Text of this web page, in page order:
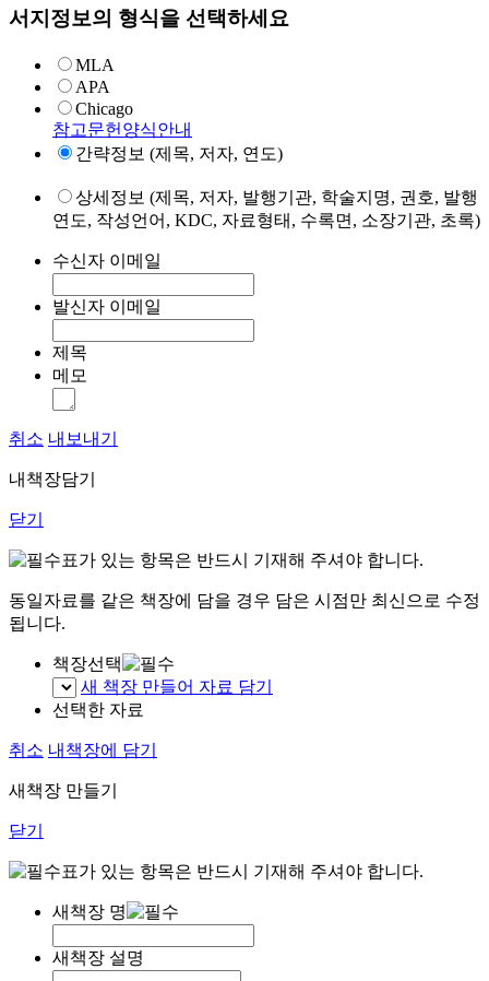
서지정보의 형식을 선택하세요
MLA
APA
Chicago
참고문헌양식안내
간략정보 (제목, 저자, 연도)
상세정보 (제목, 저자, 발행기관, 학술지명, 권호, 발행
연도, 작성언어, KDC, 자료형태, 수록면, 소장기관, 초록)
수신자 이메일
발신자 이메일
제목
메모
취소 내보내기
내책장담기
닫기
표가 있는 항목은 반드시 기재해 주셔야 합니다.
동일자료를 같은 책장에 담을 경우 담은 시점만 최신으로 수정
됩니다.
책장선택
새 책장 만들어 자료 담기
선택한 자료
취소 내책장에 담기
새책장 만들기
닫기
표가 있는 항목은 반드시 기재해 주셔야 합니다.
새책장 명
새책장 설명